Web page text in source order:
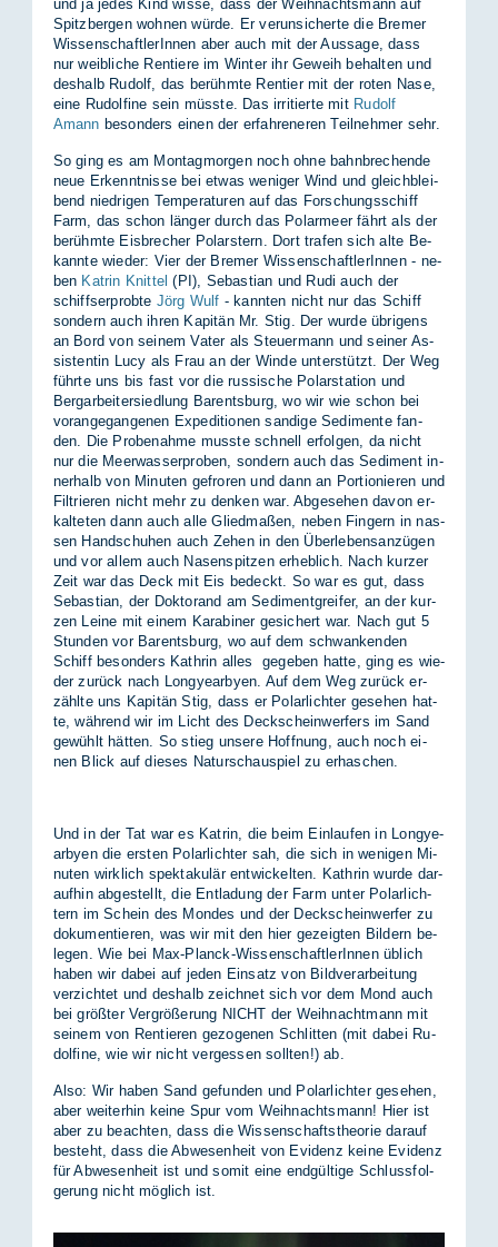
und ja je­des Kind wis­se, dass der Weih­nachts­mann auf
Spitz­ber­gen woh­nen wür­de. Er ver­un­si­cher­te die Bre­mer
Wis­sen­schaft­le­rIn­nen aber auch mit der Aus­sa­ge, dass
nur weib­li­che Ren­tie­re im Win­ter ihr Ge­weih be­hal­ten und
des­halb Ru­dolf, das be­rühm­te Ren­tier mit der ro­ten Nase,
eine Ru­dol­fi­ne sein müss­te. Das ir­ri­tier­te mit Rudolf
Amann be­son­ders ei­nen der er­fah­re­ne­ren Teil­neh­mer sehr.
So ging es am Mon­tag­mor­gen noch ohne bahn­bre­chen­de
neue Er­kennt­nis­se bei et­was we­ni­ger Wind und gleich­blei­
bend nied­ri­gen Tem­pe­ra­tu­ren auf das For­schungs­schiff
Farm, das schon län­ger durch das Po­lar­meer fährt als der
be­rühm­te Eis­bre­cher Po­lar­stern. Dort tra­fen sich alte Be­
kann­te wie­der: Vier der Bre­mer Wis­sen­schaft­le­rIn­nen - ne­
ben Katrin Knittel (PI), Se­bas­ti­an und Rudi auch der
schiffs­er­prob­te Jörg Wulf - kann­ten nicht nur das Schiff
son­dern auch ih­ren Ka­pi­tän Mr. Stig. Der wur­de üb­ri­gens
an Bord von sei­nem Va­ter als Steu­er­mann und sei­ner As­
sis­ten­tin Lucy als Frau an der Win­de un­ter­stützt. Der Weg
führ­te uns bis fast vor die rus­si­sche Po­lar­sta­ti­on und
Berg­ar­bei­ter­sied­lung Ba­rents­burg, wo wir wie schon bei
vor­an­ge­gan­ge­nen Ex­pe­di­tio­nen san­di­ge Se­di­men­te fan­
den. Die Pro­be­nah­me muss­te schnell er­fol­gen, da nicht
nur die Meer­was­ser­pro­ben, son­dern auch das Se­di­ment in­
ner­halb von Mi­nu­ten ge­fro­ren und dann an Por­tio­nie­ren und
Fil­trie­ren nicht mehr zu den­ken war. Ab­ge­se­hen da­von er­
kal­te­ten dann auch alle Glied­ma­ßen, ne­ben Fin­gern in nas­
sen Hand­schu­hen auch Ze­hen in den Über­le­bens­an­zü­gen
und vor al­lem auch Na­sen­spit­zen er­heb­lich. Nach kur­zer
Zeit war das Deck mit Eis be­deckt. So war es gut, dass
Se­bas­ti­an, der Dok­to­rand am Se­di­ment­grei­fer, an der kur­
zen Lei­ne mit ei­nem Ka­ra­bi­ner ge­si­chert war. Nach gut 5
Stun­den vor Ba­rents­burg, wo auf dem schwan­ken­den
Schiff be­son­ders Kath­rin al­les ge­ge­ben hat­te, ging es wie­
der zu­rück nach Lon­gye­ar­by­en. Auf dem Weg zu­rück er­
zähl­te uns Ka­pi­tän Stig, dass er Po­lar­lich­ter ge­se­hen hat­
te, wäh­rend wir im Licht des Deck­schein­wer­fers im Sand
ge­wühlt hät­ten. So stieg un­se­re Hoff­nung, auch noch ei­
nen Blick auf die­ses Na­tur­schau­spiel zu er­ha­schen.
Und in der Tat war es Kat­rin, die beim Ein­lau­fen in Lon­gye­
ar­by­en die ers­ten Po­lar­lich­ter sah, die sich in we­ni­gen Mi­
nu­ten wirk­lich spek­ta­ku­lär ent­wi­ckel­ten. Kath­rin wur­de dar­
auf­hin ab­ge­stellt, die Ent­la­dung der Farm un­ter Po­lar­lich­
tern im Schein des Mon­des und der Deck­schein­wer­fer zu
do­ku­men­tie­ren, was wir mit den hier ge­zeig­ten Bil­dern be­
le­gen. Wie bei Max-Planck-Wis­sen­schaft­le­rIn­nen üb­lich
ha­ben wir da­bei auf je­den Ein­satz von Bild­ver­ar­bei­tung
ver­zich­tet und des­halb zeich­net sich vor dem Mond auch
bei größ­ter Ver­grö­ße­rung NICHT der Weih­nacht­mann mit
sei­nem von Ren­tie­ren ge­zo­ge­nen Schlit­ten (mit da­bei Ru­
dol­fi­ne, wie wir nicht ver­ges­sen soll­ten!) ab.
Also: Wir ha­ben Sand ge­fun­den und Po­lar­lich­ter ge­se­hen,
aber wei­ter­hin kei­ne Spur vom Weih­nachts­mann! Hier ist
aber zu be­ach­ten, dass die Wis­sen­schafts­theo­rie dar­auf
be­steht, dass die Ab­we­sen­heit von Evi­denz kei­ne Evi­denz
für Ab­we­sen­heit ist und so­mit eine end­gül­ti­ge Schluss­fol­
ge­rung nicht mög­lich ist.